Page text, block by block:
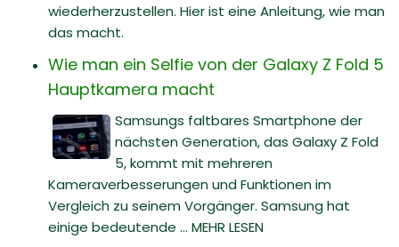
wiederherzustellen. Hier ist eine Anleitung, wie man
das macht.
Wie man ein Selfie von der Galaxy Z Fold 5
Hauptkamera macht
Samsungs faltbares Smartphone der
nächsten Generation, das Galaxy Z Fold
5, kommt mit mehreren
Kameraverbesserungen und Funktionen im
Vergleich zu seinem Vorgänger. Samsung hat
einige bedeutende ... MEHR LESEN